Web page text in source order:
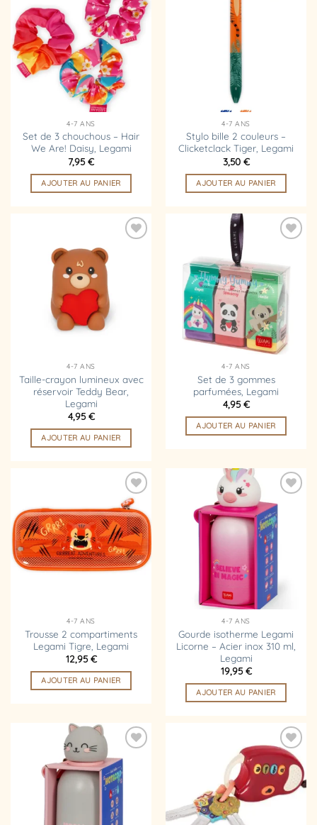
Ajouter
à la
liste
d’envies
4-7 ANS
Set de 3 chouchous – Hair
We Are! Daisy, Legami
7,95€
AJOUTER AU PANIER
4-7 ANS
Stylo bille 2 couleurs –
Clicketclack Tiger, Legami
3,50 €
AJOUTER AU PANIER
4-7 ANS
Taille-crayon lumineux avec
réservoir Teddy Bear,
Legami
4,95€
AJOUTER AU PANIER
liste
d’envies
4-7 ANS
Set de 3 gommes
parfumées, Legami
4,95€
AJOUTER AU PANIER
Ajouter
à la
liste
d’envies
4-7 ANS
Trousse 2 compartiments
Legami Tigre, Legami
12,95€
AJOUTER AU PANIER
Ajouter
liste
d’envies
4-7 ANS
Gourde isotherme Legami
Licorne – Acier inox 310 ml,
Legami
19,95€
AJOUTER AU PANIER
Ajouter
liste
d’envies
Ajouter
à la
liste
d’envies